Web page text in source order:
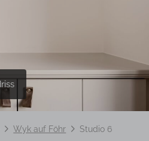
Wyk auf Föhr Studio 6